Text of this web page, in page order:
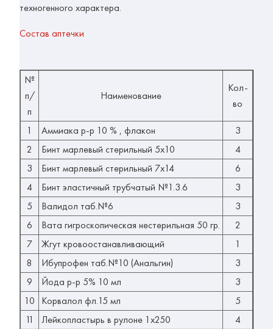
техногенного характера.
Состав аптечки
№
п/
п
Наименование
Кол-
во
1 Аммиака р-р 10 % , флакон
3
2
Бинт марлевый стерильный 5х10
4
3
Бинт марлевый стерильный 7х14
6
4
Бинт эластичный трубчатый №1.3.6
3
5
Валидол таб.№6
3
6
Вата гигроскопическая нестерильная 50 гр.
2
7
Жгут кровоостанавливающий
1
8
Ибупрофен таб.№10 (Анальгин)
3
9
Йода р-р 5% 10 мл
3
10
Корвалол фл.15 мл
5
11
Лейкопластырь в рулоне 1х250
4